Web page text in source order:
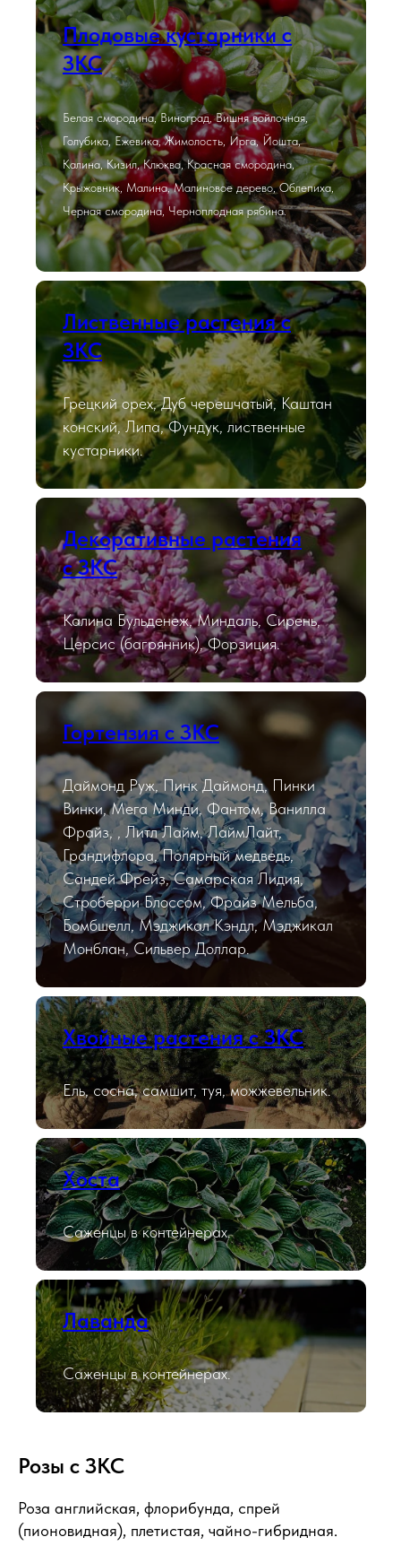
Плодовые кустарники с
ЗКС
Белая смородина, Виноград, Вишня войлочная,
Голубика, Ежевика, Жимолость, Ирга, Йошта,
Калина, Кизил, Клюква, Красная смородина,
Крыжовник, Малина, Малиновое дерево, Облепиха,
Черная смородина, Черноплодная рябина.
Лиственные растения с
ЗКС
Грецкий орех, Дуб черешчатый, Каштан
конский, Липа, Фундук, лиственные
кустарники.
Декоративные растения
с ЗКС
Калина Бульденеж, Миндаль, Сирень,
Церсис (багрянник), Форзиция.
Гортензия с ЗКС
Даймонд Руж, Пинк Даймонд, Пинки
Винки, Мега Минди, Фантом, Ванилла
Фрайз, , Литл Лайм, ЛаймЛайт,
Грандифлора, Полярный медведь,
Сандей Фрейз, Самарская Лидия,
Строберри Блоссом, Фрайз Мельба,
Бомбшелл, Мэджикал Кэндл, Мэджикал
Монблан, Сильвер Доллар.
Хвойные растения с ЗКС
Ель, сосна, самшит, туя, можжевельник.
Хоста
Саженцы в контейнерах.
Лаванда
Саженцы в контейнерах.
Розы с ЗКС
Роза английская, флорибунда, спрей
(пионовидная), плетистая, чайно-гибридная.